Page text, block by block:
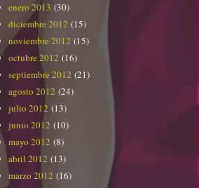
enero 2013 (30)
diciembre 2012 (15)
noviembre 2012 (15)
octubre 2012 (16)
septiembre 2012 (21)
agosto 2012 (24)
julio 2012 (13)
junio 2012 (10)
mayo 2012 (8)
abril 2012 (13)
marzo 2012 (16)